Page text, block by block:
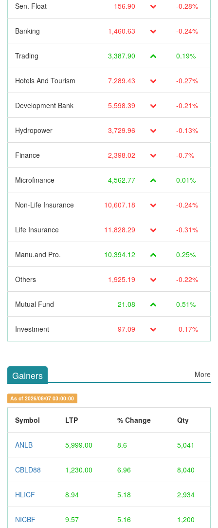
Sen. Float 156.90 -0.28%
Banking 1,460.63 -0.24%
Trading 3,387.90 0.19%
Hotels And Tourism 7,289.43 -0.27%
Development Bank 5,598.39 -0.21%
Hydropower 3,729.96 -0.13%
Finance 2,398.02 -0.7%
Microfinance 4,562.77 0.01%
Non-Life Insurance 10,607.18 -0.24%
Life Insurance 11,828.29 -0.31%
Manu.and Pro. 10,394.12 0.25%
Others 1,925.19 -0.22%
Mutual Fund 21.08 0.51%
Investment 97.09 -0.17%
Gainers More
As of 2026/08/07 03:00:00
Symbol LTP % Change Qty
ANLB 5,999.00 8.6 5,041
CBLD88 1,230.00 6.96 8,040
HLICF 8.94 5.18 2,934
NICBF 9.57 5.16 1,200